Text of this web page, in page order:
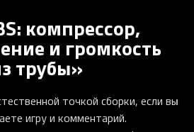
компрессор,
и громкость
трубы»
точкой сборки, если вы
игру и комментарий.